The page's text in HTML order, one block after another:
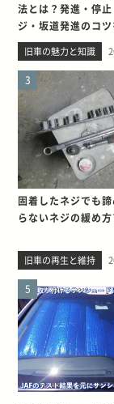
法とは？発進・停
ジ・坂道発進のコ
旧車の魅力と知識
3
固着したネジでも
らないネジの緩め
旧車の再生と維持
5